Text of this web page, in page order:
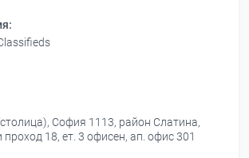
София 1113, район Слатина,
18, ет. 3 офисен, ап. офис 301